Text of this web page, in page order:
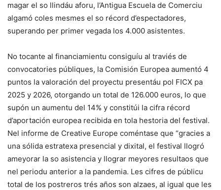
magar el so llindáu aforu, l’Antigua Escuela de Comerciu
algamó coles mesmes el so récord d’espectadores,
superando per primer vegada los 4.000 asistentes.
No tocante al financiamientu consiguíu al traviés de
convocatories públiques, la Comisión Europea aumentó 4
puntos la valoración del proyectu presentáu pol FICX pa
2025 y 2026, otorgando un total de 126.000 euros, lo que
supón un aumentu del 14% y constitúi la cifra récord
d’aportación europea recibida en tola hestoria del festival.
Nel informe de Creative Europe coméntase que “gracies a
una sólida estratexa presencial y dixital, el festival llogró
ameyorar la so asistencia y llograr meyores resultaos que
nel periodu anterior a la pandemia. Les cifres de públicu
total de los postreros trés años son alzaes, al igual que les